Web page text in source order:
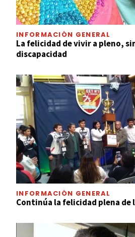
INFORMACIÓN GENERAL
La felicidad de vivir a pleno,
discapacidad
INFORMACIÓN GENERAL
Continúa la felicidad plena de